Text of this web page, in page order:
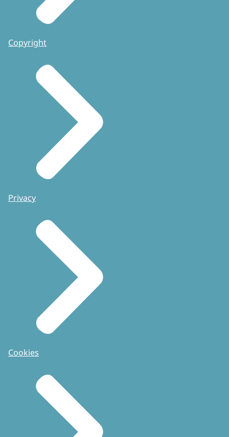
Copyright
Privacy
Cookies